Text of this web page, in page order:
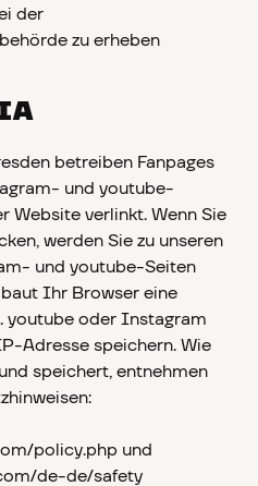
der
zu erheben
betreiben Fanpages
und youtube-
Website verlinkt. Wenn Sie
werden Sie zu unseren
und youtube-Seiten
Ihr Browser eine
youtube oder Instagram
Adresse speichern. Wie
speichert, entnehmen
policy.php und
de-de/safety